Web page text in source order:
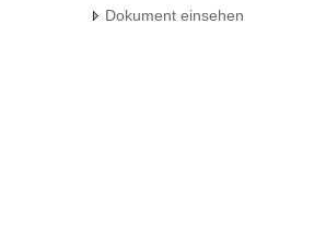
Dokument einsehen